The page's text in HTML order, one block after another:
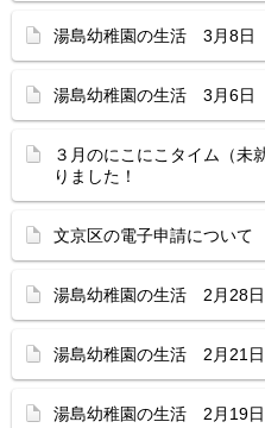
湯島幼稚園の生活 3月8日
湯島幼稚園の生活 3月6日
３月のにこにこタイム（未
りました！
文京区の電子申請について
湯島幼稚園の生活 2月28
湯島幼稚園の生活 2月21
湯島幼稚園の生活 2月19